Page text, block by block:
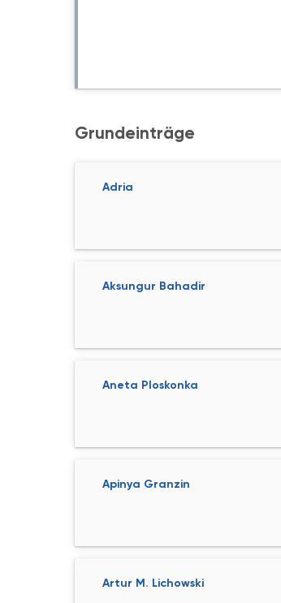
Grundeinträge
Adria
Aksungur Bahadir
Aneta Ploskonka
Apinya Granzin
Artur M. Lichowski